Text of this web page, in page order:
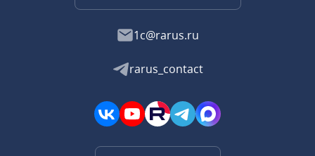
1c@rarus.ru
rarus_contact